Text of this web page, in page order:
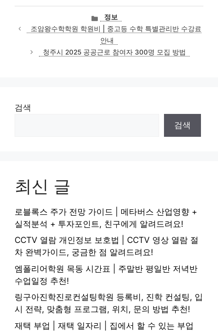
카
테
고
리
정보
조암왕수학학원 학원비 | 중고등 수학 특별관리반 수강료
안내
청주시 2025 공공근로 참여자 300명 모집 방법
검색
검색
최신 글
로블록스 주가 전망 가이드 | 메타버스 산업영향 +
실적분석 + 투자포인트, 친구에게 알려드려요!
CCTV 열람 개인정보 보호법 | CCTV 영상 열람 절
차 완벽가이드, 궁금한 점 알려드려요!
엠폴리어학원 목동 시간표 | 주말반 평일반 저녁반
수업일정 추천!
링구아진학진로컨설팅학원 등록비, 진학 컨설팅, 입
시 전략, 맞춤형 프로그램, 위치, 문의 방법 추천!
재택 부업 | 재택 일자리 | 집에서 할 수 있는 부업